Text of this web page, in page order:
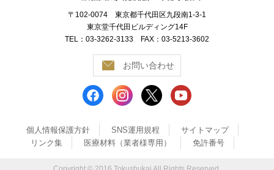
〒102-0074 東京都千代田区九段南1-3-1
東京堂千代田ビルディング14F
TEL：03-3262-3133 FAX：03-5213-3602
お問い合わせ
個人情報保護方針 SNS運用規程
サイトマップ
リンク集
医療材料（業者様専用） 免許番号